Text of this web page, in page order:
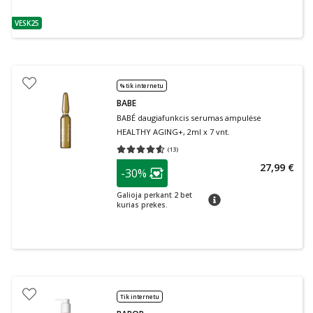
patarimas
VESK25
% tik internetu
BABE
BABÉ daugiafunkcis serumas ampulėse
HEALTHY AGING+, 2ml x 7 vnt.
(13)
Vidutinis įvertinimas 4.54
patarimas
Lojalumo klubo narių nuolaida
-30%
Galioja perkant 2 bet
kurias prekes.
patarimas
27,99 €
Tik internetu